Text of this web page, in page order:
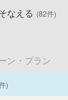
なえる (82件)
ン・プラン
)